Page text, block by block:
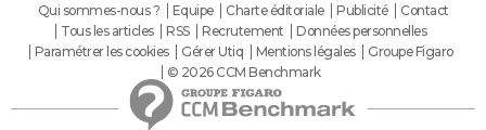
Qui sommes-nous ? Equipe Charte éditoriale Publicité
Contact
Tous les articles
RSS Recrutement
Données personnelles
Paramétrer les cookies
Gérer Utiq Mentions légales
Groupe Figaro
© 2026 CCM Benchmark